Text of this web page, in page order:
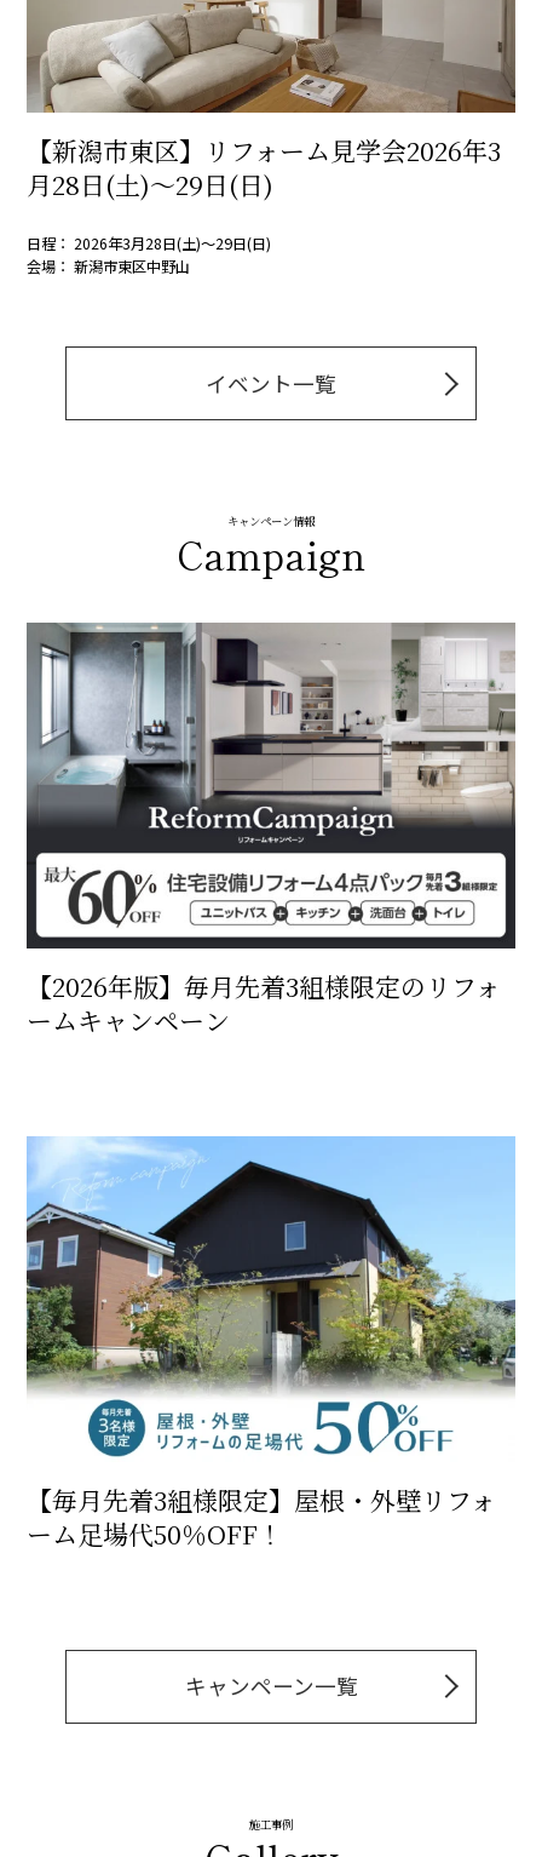
【新潟市東区】リフォーム見学会2026年3
月28日(土)～29日(日)
日程： 2026年3月28日(土)～29日(日)
会場： 新潟市東区中野山
イベント一覧
キャンペーン情報
Campaign
【2026年版】毎月先着3組様限定のリフォ
ームキャンペーン
【毎月先着3組様限定】屋根・外壁リフォ
ーム足場代50％OFF！
キャンペーン一覧
施工事例